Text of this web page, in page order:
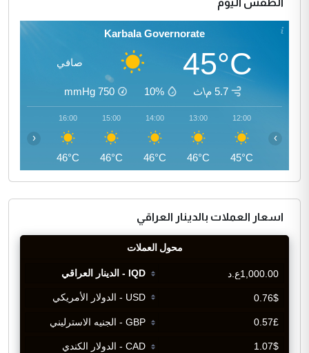
الطقس اليوم
Karbala Governorate
45°C صافي
5.7 م\ث 10%
750
mmHg
12:00
45°C
13:00
46°C
14:00
46°C
15:00
46°C
16:00
46°C
‹ ›
اسعار العملات بالدينار العراقي